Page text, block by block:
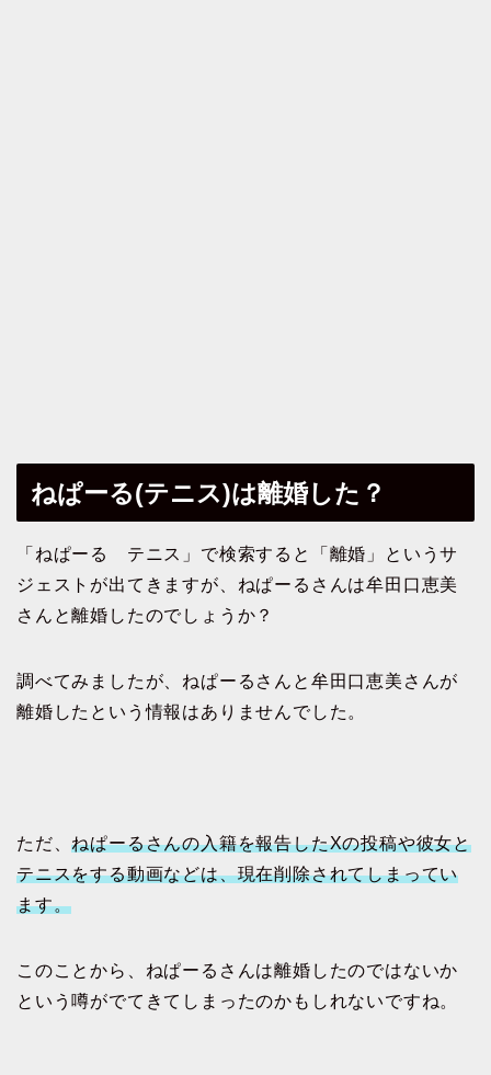
ねぱーる(テニス)は離婚した？
「ねぱーる テニス」で検索すると「離婚」というサ
ジェストが出てきますが、ねぱーるさんは牟田口恵美
さんと離婚したのでしょうか？
調べてみましたが、ねぱーるさんと牟田口恵美さんが
離婚したという情報はありませんでした。
ただ、ねぱーるさんの入籍を報告したXの投稿や彼女と
テニスをする動画などは、現在削除されてしまってい
ます。
このことから、ねぱーるさんは離婚したのではないか
という噂がでてきてしまったのかもしれないですね。